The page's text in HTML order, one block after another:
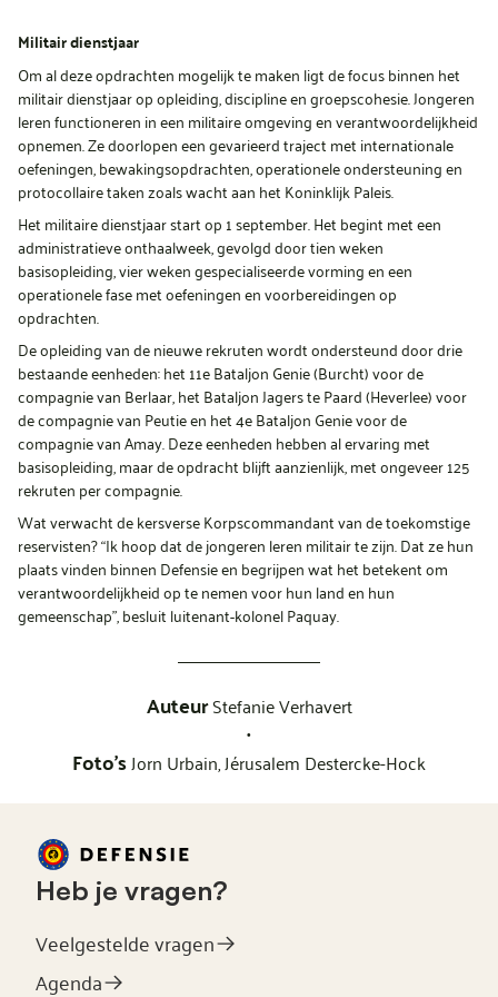
Militair dienstjaar
Om al deze opdrachten mogelijk te maken ligt de focus binnen het
militair dienstjaar op opleiding, discipline en groepscohesie. Jongeren
leren functioneren in een militaire omgeving en verantwoordelijkheid
opnemen. Ze doorlopen een gevarieerd traject met internationale
oefeningen, bewakingsopdrachten, operationele ondersteuning en
protocollaire taken zoals wacht aan het Koninklijk Paleis.
Het militaire dienstjaar start op 1 september. Het begint met een
administratieve onthaalweek, gevolgd door tien weken
basisopleiding, vier weken gespecialiseerde vorming en een
operationele fase met oefeningen en voorbereidingen op
opdrachten.
De opleiding van de nieuwe rekruten wordt ondersteund door drie
bestaande eenheden: het 11e Bataljon Genie (Burcht) voor de
compagnie van Berlaar, het Bataljon Jagers te Paard (Heverlee) voor
de compagnie van Peutie en het 4e Bataljon Genie voor de
compagnie van Amay. Deze eenheden hebben al ervaring met
basisopleiding, maar de opdracht blijft aanzienlijk, met ongeveer 125
rekruten per compagnie.
Wat verwacht de kersverse Korpscommandant van de toekomstige
reservisten? “Ik hoop dat de jongeren leren militair te zijn. Dat ze hun
plaats vinden binnen Defensie en begrijpen wat het betekent om
verantwoordelijkheid op te nemen voor hun land en hun
gemeenschap”, besluit luitenant-kolonel Paquay.
AuteurStefanie Verhavert
•
Foto'sJorn Urbain,Jérusalem Destercke-Hock
Heb je vragen?
Veelgestelde vragen
Agenda